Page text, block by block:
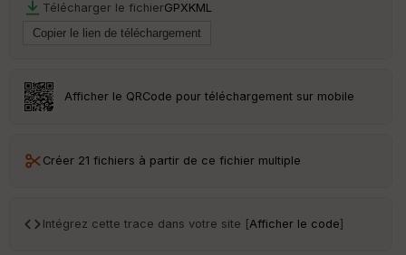
Télécharger le fichierGPXKML
Afficher le QRCode pour téléchargement sur mobile
Créer 21 fichiers à partir de ce fichier multiple
Intégrez cette trace dans votre site [Afficher le code]